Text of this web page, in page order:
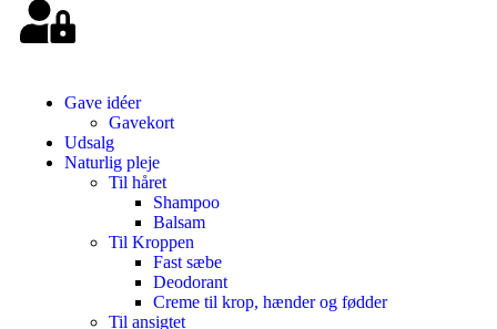
Gave idéer
Gavekort
Udsalg
Naturlig pleje
Til håret
Shampoo
Balsam
Til Kroppen
Fast sæbe
Deodorant
Creme til krop, hænder og fødder
Til ansigtet